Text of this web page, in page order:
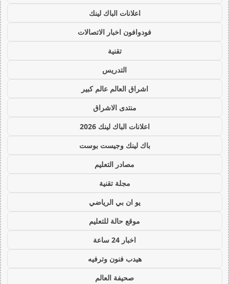
اعلانات الباك لينك
فودوافون اخبار الاتصالات
تقنية
التدريس
اشراق العالم عالم كبير
منتدى الاشراق
اعلانات الباك لينك 2026
باك لينك وجيست بوست
مصادر التعليم
مجلة تقنية
يو ان بي الرياضي
موقع حالة للتعليم
اخبار 24 ساعة
هيدب فنون وترفيه
صحيفة العالم